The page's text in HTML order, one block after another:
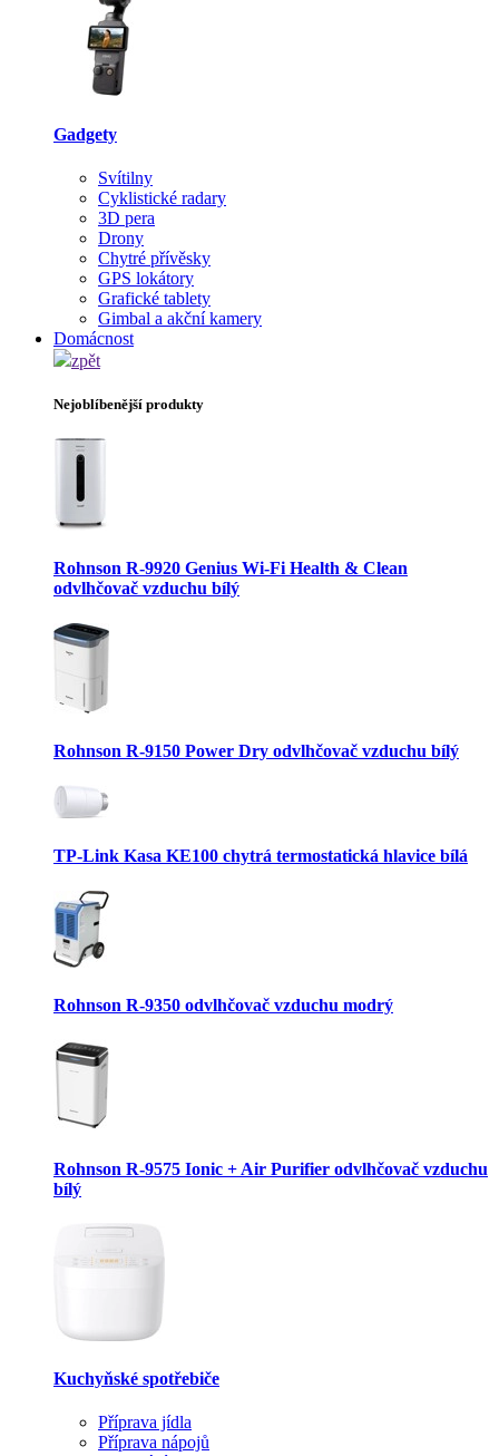
Gadgety
Svítilny
Cyklistické radary
3D pera
Drony
Chytré přívěsky
GPS lokátory
Grafické tablety
Gimbal a akční kamery
Domácnost
zpět
Nejoblíbenější produkty
Rohnson R-9920 Genius Wi-Fi Health & Clean
odvlhčovač vzduchu bílý
Rohnson R-9150 Power Dry odvlhčovač vzduchu bílý
TP-Link Kasa KE100 chytrá termostatická hlavice bílá
Rohnson R-9350 odvlhčovač vzduchu modrý
Rohnson R-9575 Ionic + Air Purifier odvlhčovač vzduchu
bílý
Kuchyňské spotřebiče
Příprava jídla
Příprava nápojů